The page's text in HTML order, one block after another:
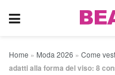
Home » Moda 2026 » Come
adatti alla forma del viso: 8